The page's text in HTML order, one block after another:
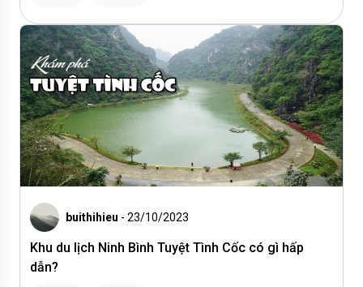
buithihieu - 23/10/2023
Khu du lịch Ninh Bình Tuyệt Tình Cốc có gì hấp
dẫn?